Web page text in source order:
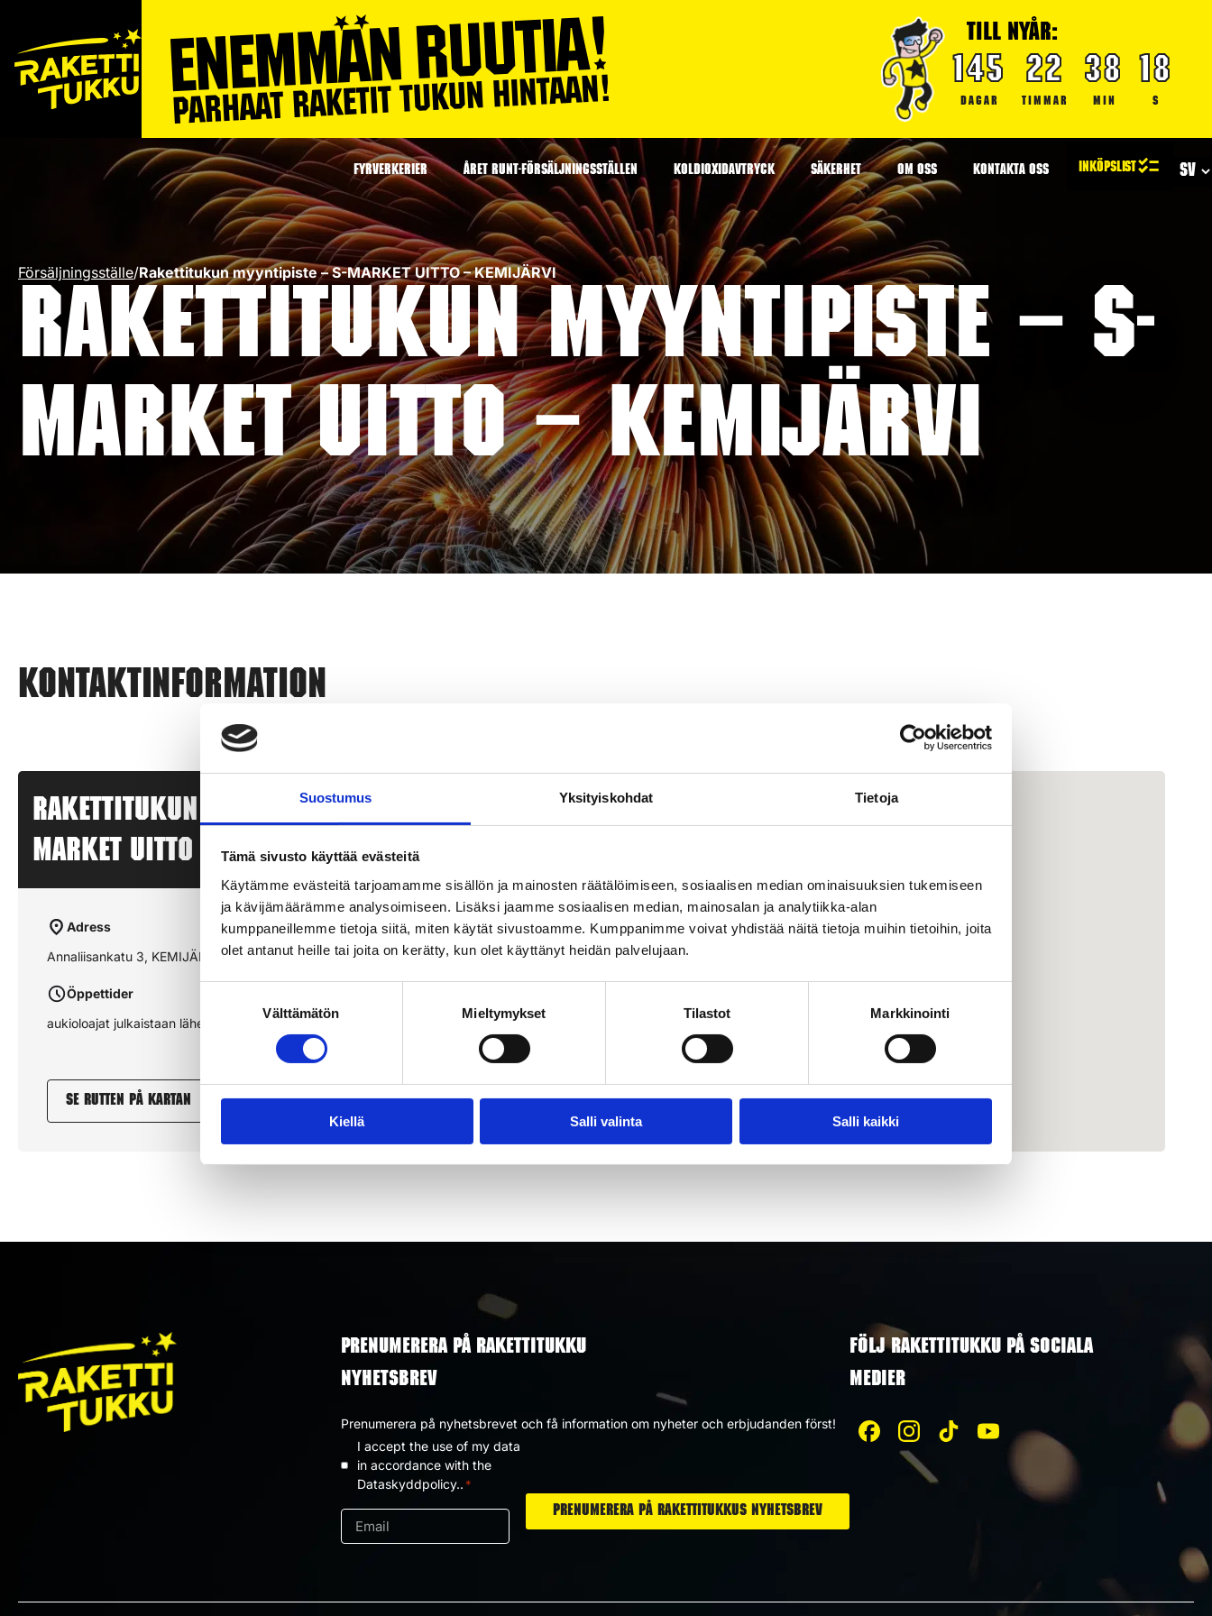
Suostumus Yksityiskohdat Tietoja
Tämä sivusto käyttää evästeitä
Käytämme evästeitä tarjoamamme sisällön ja mainosten räätälöimiseen, sosiaalisen median ominaisuuksien tukemiseen
ja kävijämäärämme analysoimiseen. Lisäksi jaamme sosiaalisen median, mainosalan ja analytiikka-alan
kumppaneillemme tietoja siitä, miten käytät sivustoamme. Kumppanimme voivat yhdistää näitä tietoja muihin tietoihin, joita
olet antanut heille tai joita on kerätty, kun olet käyttänyt heidän palvelujaan.
Välttämätön Mieltymykset Tilastot Markkinointi
Kiellä Salli valinta Salli kaikki
TILL NYÅR:
145
DAGAR
22
TIMMAR
38
MIN
18
S
FYRVERKERIER ÅRET RUNT-FÖRSÄLJNINGSSTÄLLEN KOLDIOXIDAVTRYCK SÄKERHET OM OSS KONTAKTA OSS
Försäljningsställe/Rakettitukun myyntipiste – S-MARKET UITTO – KEMIJÄRVI
Rakettitukun myyntipiste – S-
MARKET UITTO – KEMIJÄRVI
Kontaktinformation
Rakettitukun myyntipiste – S-
MARKET UITTO – KEMIJÄRVI
Adress
Annaliisankatu 3, KEMIJÄRVI
Öppettider
aukioloajat julkaistaan lähempänä sesonkia
Se rutten på kartan
PRENUMERERA PÅ RAKETTITUKKU
NYHETSBREV
Prenumerera på nyhetsbrevet och få information om nyheter och erbjudanden först!
Dataskyddpolicy
I accept the use of my data
in accordance with the
Dataskyddpolicy.. *
FÖLJ RAKETTITUKKU PÅ SOCIALA
MEDIER